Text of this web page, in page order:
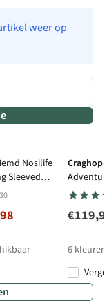
weer op
Nosilife
Sleeved
30
Shirt III
6